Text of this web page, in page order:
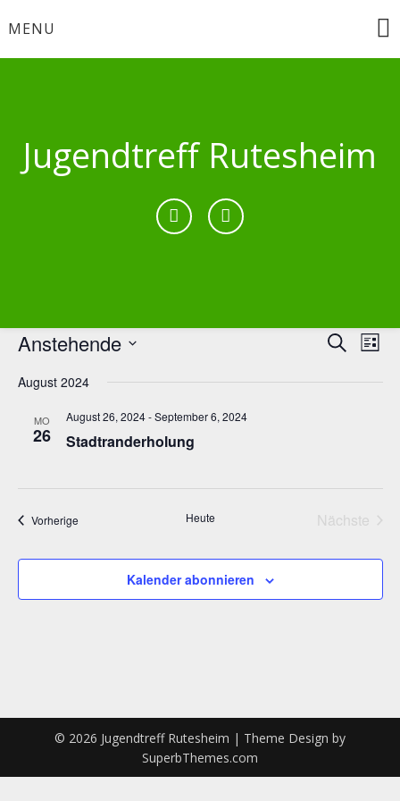
toMENU
Jugendtreff Rutesheim
Suche
SucheListe
Anstehende
wählen.
August 2024
MO
26
August 26, 2024-September 6, 2024
Stadtranderholung
VorherigeVeranstaltungen Heute
Nächste
Kalender abonnieren
© 2026 Jugendtreff Rutesheim | Theme Design by
SuperbThemes.com